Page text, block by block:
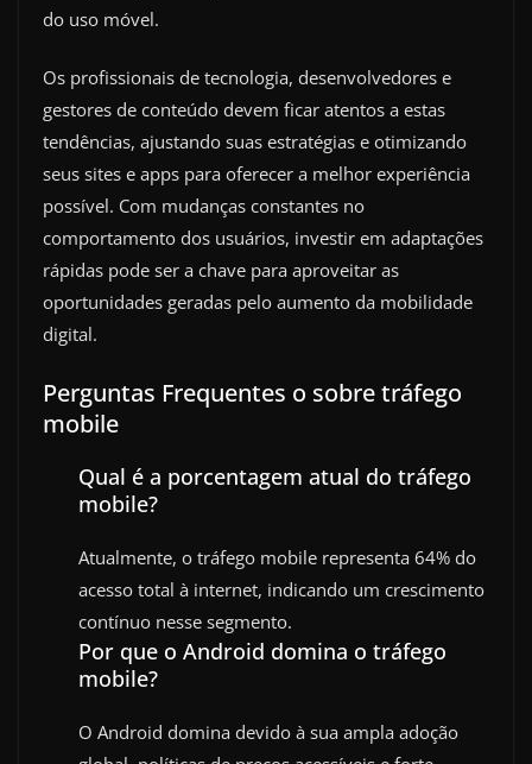
do uso móvel.
Os profissionais de tecnologia, desenvolvedores e
gestores de conteúdo devem ficar atentos a estas
tendências, ajustando suas estratégias e otimizando
seus sites e apps para oferecer a melhor experiência
possível. Com mudanças constantes no
comportamento dos usuários, investir em adaptações
rápidas pode ser a chave para aproveitar as
oportunidades geradas pelo aumento da mobilidade
digital.
Perguntas Frequentes o sobre tráfego
mobile
Qual é a porcentagem atual do tráfego
mobile?
Atualmente, o tráfego mobile representa 64% do
acesso total à internet, indicando um crescimento
contínuo nesse segmento.
Por que o Android domina o tráfego
mobile?
O Android domina devido à sua ampla adoção